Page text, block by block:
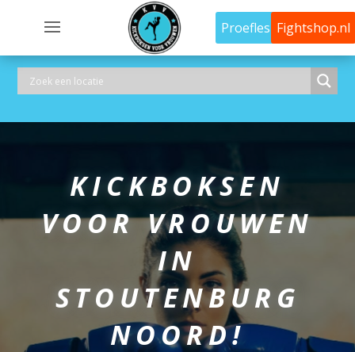
Proefles Fightshop.nl
KICKBOKSEN
VOOR VROUWEN
IN
STOUTENBURG
NOORD!